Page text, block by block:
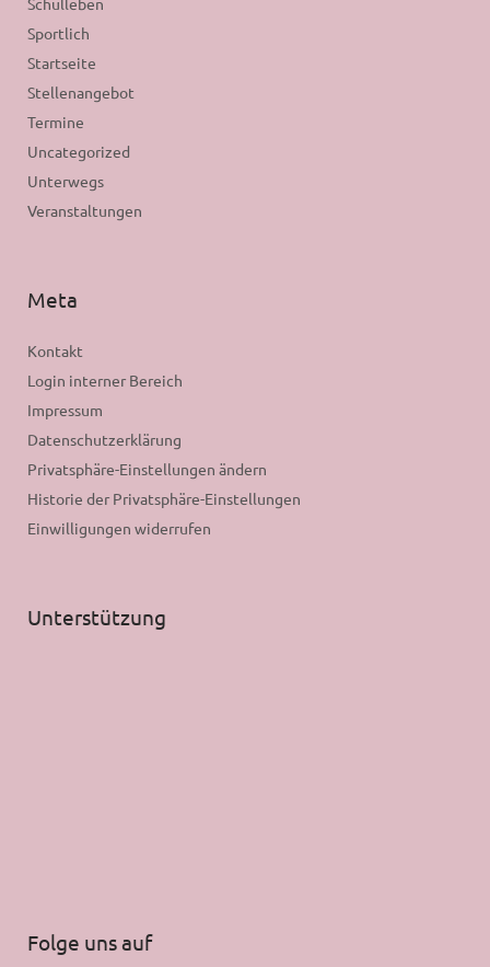
Sportlich
Startseite
Stellenangebot
Termine
Uncategorized
Unterwegs
Veranstaltungen
Meta
Kontakt
Login interner Bereich
Impressum
Datenschutzerklärung
Privatsphäre-Einstellungen ändern
Historie der Privatsphäre-Einstellungen
Einwilligungen widerrufen
Unterstützung
Folge uns auf